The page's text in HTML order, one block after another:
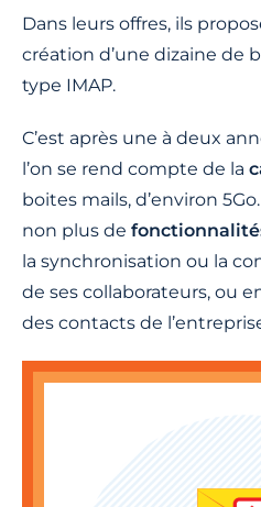
Dans leurs offres, ils
création d’une dizaine de
type IMAP.
C’est après une à deux
l’on se rend compte de la
boites mails, d’environ
non plus de
la synchronisation ou la
de ses collaborateurs, ou
des contacts de